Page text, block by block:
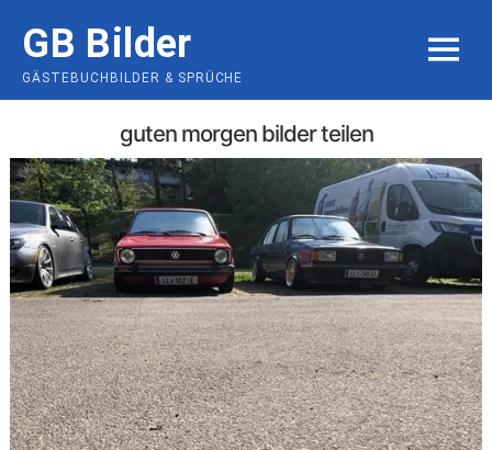
content
GB Bilder
GÄSTEBUCHBILDER & SPRÜCHE
MENU
guten morgen bilder teilen